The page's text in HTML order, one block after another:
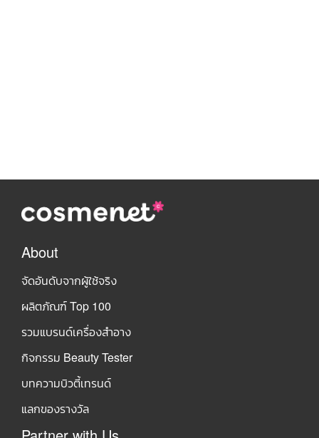
About
จัดอันดับจากผู้ใช้จริง
ผลิตภัณฑ์ Top 100
รวมแบรนด์เครื่องสำอาง
กิจกรรม Beauty Tester
บทความบิวตี้เทรนด์
แลกของรางวัล